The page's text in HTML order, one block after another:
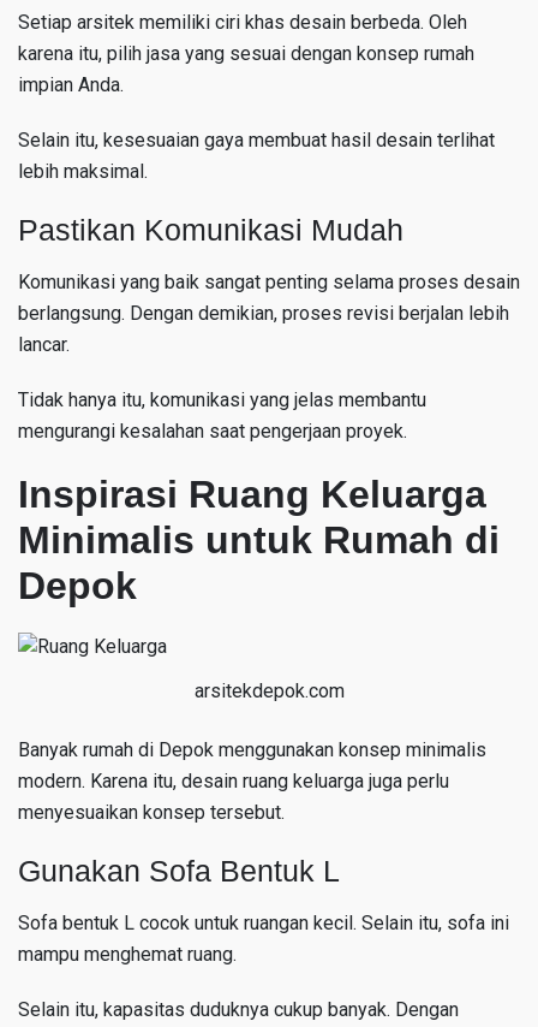
Setiap arsitek memiliki ciri khas desain berbeda. Oleh
karena itu, pilih jasa yang sesuai dengan konsep rumah
impian Anda.
Selain itu, kesesuaian gaya membuat hasil desain terlihat
lebih maksimal.
Pastikan Komunikasi Mudah
Komunikasi yang baik sangat penting selama proses desain
berlangsung. Dengan demikian, proses revisi berjalan lebih
lancar.
Tidak hanya itu, komunikasi yang jelas membantu
mengurangi kesalahan saat pengerjaan proyek.
Inspirasi Ruang Keluarga
Minimalis untuk Rumah di
Depok
arsitekdepok.com
Banyak rumah di Depok menggunakan konsep minimalis
modern. Karena itu, desain ruang keluarga juga perlu
menyesuaikan konsep tersebut.
Gunakan Sofa Bentuk L
Sofa bentuk L cocok untuk ruangan kecil. Selain itu, sofa ini
mampu menghemat ruang.
Selain itu, kapasitas duduknya cukup banyak. Dengan